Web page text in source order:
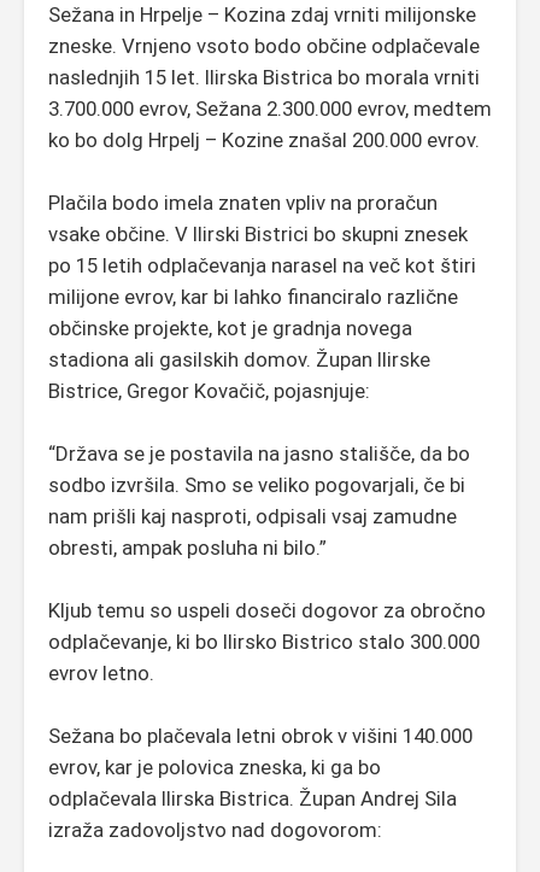
Sežana in Hrpelje – Kozina zdaj vrniti milijonske
zneske. Vrnjeno vsoto bodo občine odplačevale
naslednjih 15 let. Ilirska Bistrica bo morala vrniti
3.700.000 evrov, Sežana 2.300.000 evrov, medtem
ko bo dolg Hrpelj – Kozine znašal 200.000 evrov.
Plačila bodo imela znaten vpliv na proračun
vsake občine. V Ilirski Bistrici bo skupni znesek
po 15 letih odplačevanja narasel na več kot štiri
milijone evrov, kar bi lahko financiralo različne
občinske projekte, kot je gradnja novega
stadiona ali gasilskih domov. Župan Ilirske
Bistrice, Gregor Kovačič, pojasnjuje:
“Država se je postavila na jasno stališče, da bo
sodbo izvršila. Smo se veliko pogovarjali, če bi
nam prišli kaj nasproti, odpisali vsaj zamudne
obresti, ampak posluha ni bilo.”
Kljub temu so uspeli doseči dogovor za obročno
odplačevanje, ki bo Ilirsko Bistrico stalo 300.000
evrov letno.
Sežana bo plačevala letni obrok v višini 140.000
evrov, kar je polovica zneska, ki ga bo
odplačevala Ilirska Bistrica. Župan Andrej Sila
izraža zadovoljstvo nad dogovorom: